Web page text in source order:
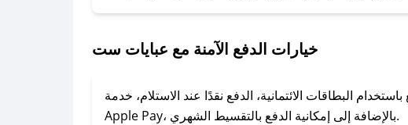
### ماذا أفعل إذا لم أجد كود خصم لمتجري المفضل؟
للحصول على كوبونات وخصومات حصرية، قم بما يلي:
- اضغط على أيقونة متابعة لمتجر عبايات ست في تطبيق صحصح.
خيارات الدفع الآمنة مع عبايات ست
البطاقات الائتمانية، الدفع نقدًا عند الاستلام، خدمة
Apple Pay، بالإضافة إلى إمكانية الدفع بالتقسيط الشهري.